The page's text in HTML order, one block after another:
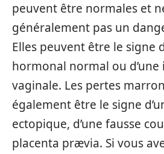
peuvent être normales et
généralement pas un
Elles peuvent être le signe
hormonal normal ou
vaginale. Les pertes
également être le signe
ectopique, d’une fausse
placenta prævia. Si vous